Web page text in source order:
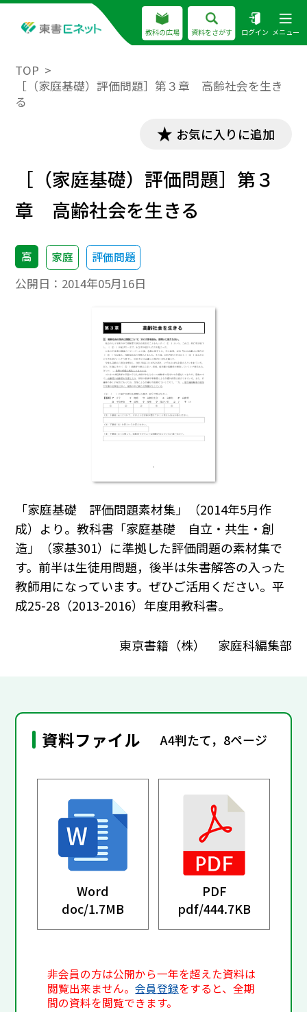
教科の広場 資料をさがす ログイン メニュー
TOP
［（家庭基礎）評価問題］第３章 高齢社会を生き
る
お気に入りに追加
［（家庭基礎）評価問題］第３
章 高齢社会を生きる
高 家庭 評価問題
公開日： 2014年05月16日
「家庭基礎 評価問題素材集」（2014年5月作
成）より。教科書「家庭基礎 自立・共生・創
造」（家基301）に準拠した評価問題の素材集で
す。前半は生徒用問題，後半は朱書解答の入った
教師用になっています。ぜひご活用ください。平
成25-28（2013-2016）年度用教科書。
東京書籍（株） 家庭科編集部
資料ファイル A4判たて，8ページ
Word
doc/1.7MB
PDF
pdf/444.7KB
非会員の方は公開から一年を超えた資料は
閲覧出来ません。会員登録をすると、全期
間の資料を閲覧できます。